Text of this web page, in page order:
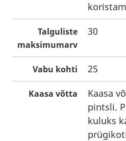
Talguliste
maksimumarv
30
Vabu kohti 25
Kaasa võtta
Kaasa
pintsli.
kuluks